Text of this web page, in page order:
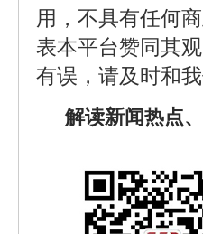
用，不具有任何
表本平台赞同其
有误，请及时和
解读新闻热点